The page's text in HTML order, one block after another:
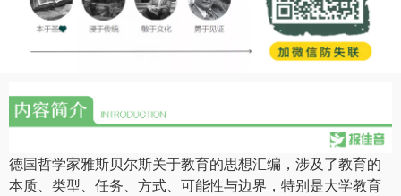
德国哲学家雅斯贝尔斯关于教育的思想汇编，涉及了教育的
本质、类型、任务、方式、可能性与边界，特别是大学教育